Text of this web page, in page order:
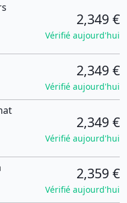
2,349 €
Vérifié aujourd'hui
2,349 €
Vérifié aujourd'hui
2,349 €
Vérifié aujourd'hui
2,359 €
Vérifié aujourd'hui